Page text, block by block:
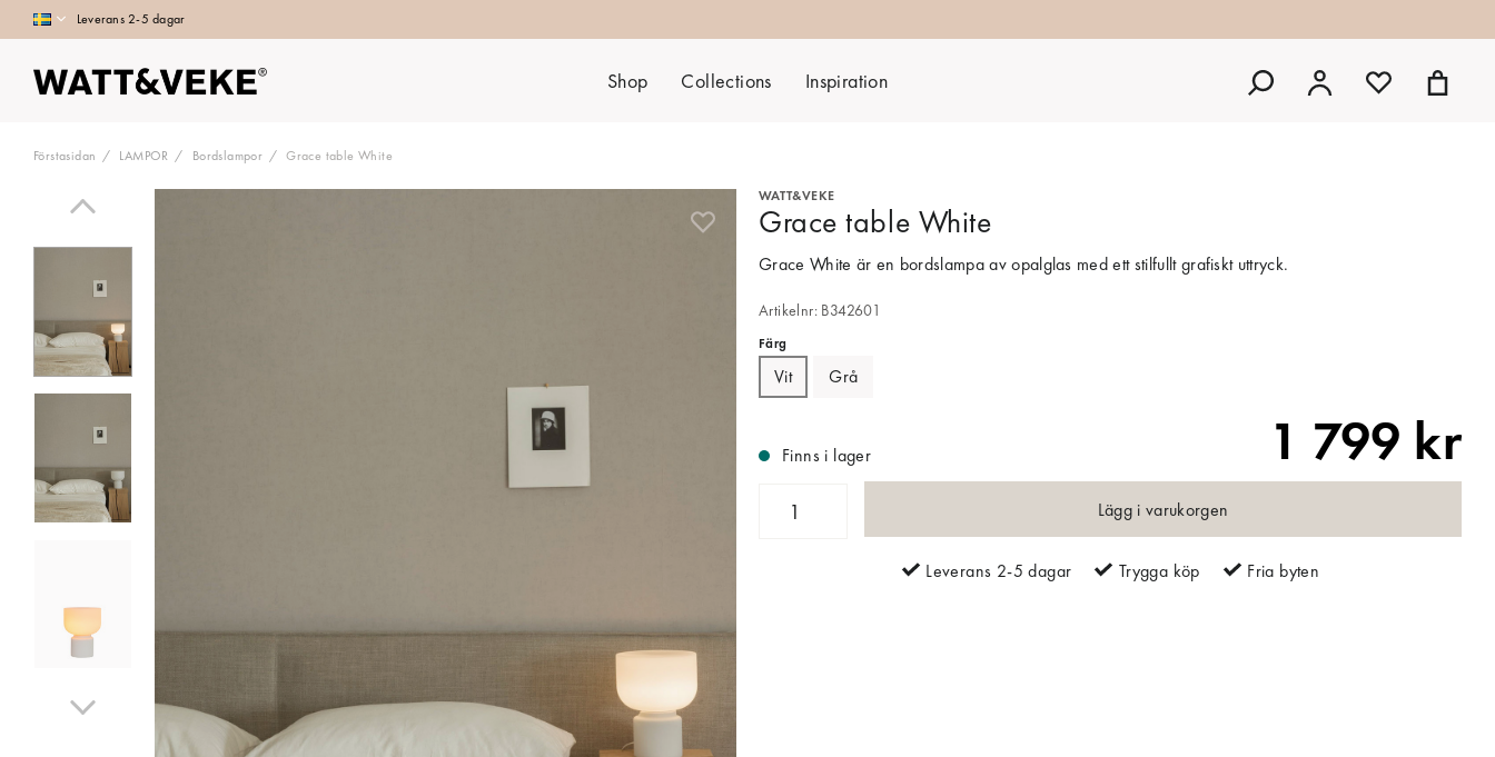
Leverans 2-5 dagar
Shop Collections Inspiration
Förstasidan LAMPOR Bordslampor Grace table White
WATT&VEKE
Grace table White
Grace White är en bordslampa av opalglas med ett stilfullt grafiskt uttryck.
Artikelnr: B342601
Färg
Vit Grå
Finns i lager 1 799 kr
Lägg i varukorgen
Leverans 2-5 dagar Trygga köp Fria byten